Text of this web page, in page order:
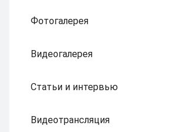
Фотогалерея
Видеогалерея
Статьи и интервью
Видеотрансляция